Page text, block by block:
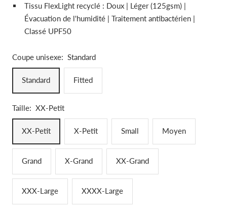
Tissu FlexLight recyclé : Doux | Léger (125gsm) |
Évacuation de l'humidité | Traitement antibactérien |
Classé UPF50
Coupe unisexe: Standard
Standard Fitted
Taille: XX-Petit
XX-Petit X-Petit Small Moyen
Grand X-Grand XX-Grand
XXX-Large XXXX-Large